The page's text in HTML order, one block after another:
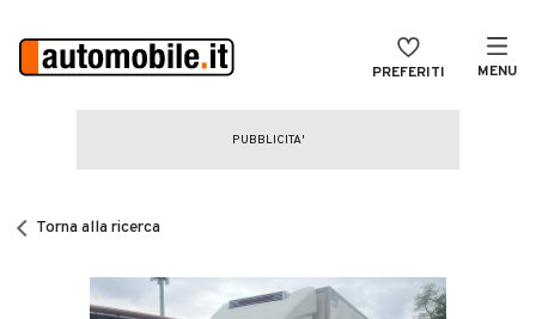
PREFERITI MENU
CERCA
Auto Nuove
Torna alla ricerca